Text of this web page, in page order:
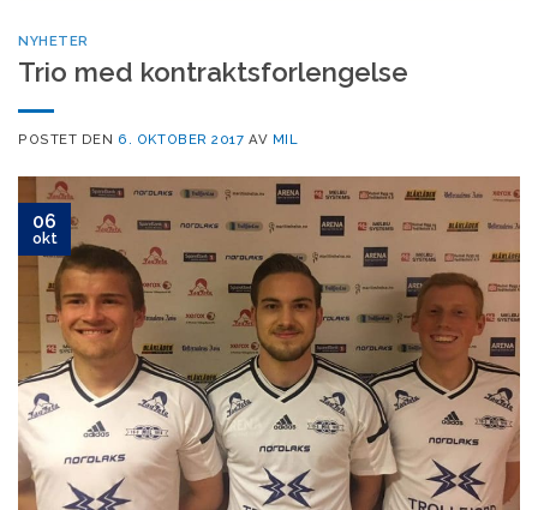
NYHETER
Trio med kontraktsforlengelse
POSTET DEN 6. OKTOBER 2017 AV MIL
06
okt